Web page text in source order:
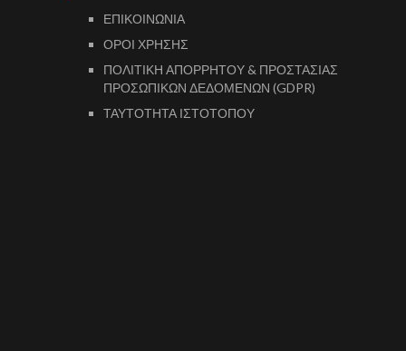
ΕΠΙΚΟΙΝΩΝΙΑ
ΟΡΟΙ ΧΡΗΣΗΣ
ΠΟΛΙΤΙΚΗ ΑΠΟΡΡΗΤΟΥ & ΠΡΟΣΤΑΣΙΑΣ
ΠΡΟΣΩΠΙΚΩΝ ΔΕΔΟΜΕΝΩΝ (GDPR)
ΤΑΥΤΟΤΗΤΑ ΙΣΤΟΤΟΠΟΥ